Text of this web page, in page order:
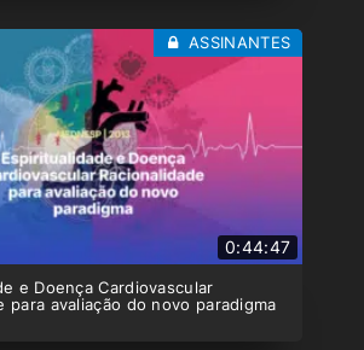
0:44:47
e Doença Cardiovascular
para avaliação do novo paradigma
ASSINANTES